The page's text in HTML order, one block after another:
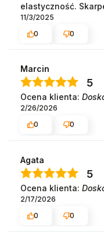
elastyczność.
11/3/2025
0
0
Marcin
5
Ocena klienta:
2/26/2026
0
0
Agata
5
Ocena klienta:
2/17/2026
0
0